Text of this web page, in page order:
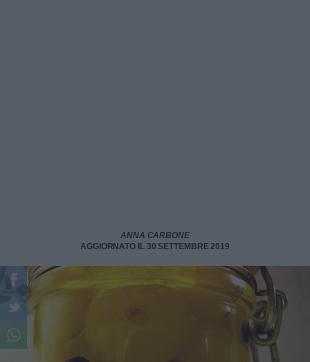
ANNA CARBONE
AGGIORNATO IL 30 SETTEMBRE 2019